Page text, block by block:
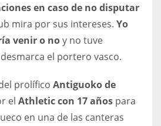
en caso de no disputar
mira por sus intereses. Yo
venir o noy no tuve
el portero vasco.
prolífico Antiguoko de
el Athletic con 17 años para
en una de las canteras